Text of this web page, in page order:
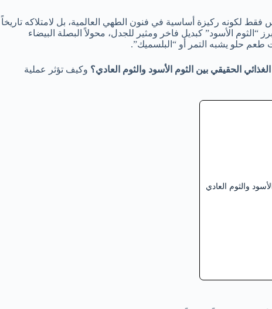
فقط لكونه ركيزة أساسية في فنون الطهي العالمية، بل لامتلاكه تاريخاً
“الثوم الأسود” كبديل فاخر ومثير للجدل، محولاً البصلة البيضاء
طعم حلو يشبه التمر أو “البلسميك”.
الحقيقي بين الثوم الأسود والثوم العادي؟ وكيف تؤثر عملية